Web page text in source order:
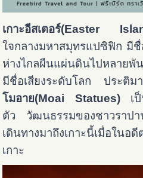
เกาะอีสเตอร์(Easter
ใจกลางมหาสมุทรแปซิฟิก มีชื่
ห่างไกลผืนแผ่นดินไปหลายพั
มีชื่อเสียงระดับโลก ประติม
โมอาย(Moai Statues)เป็
ตัว วัฒนธรรมของชาวราปา
เดินทางมาถึงเกาะนี้เมื่อในอ
เกาะ